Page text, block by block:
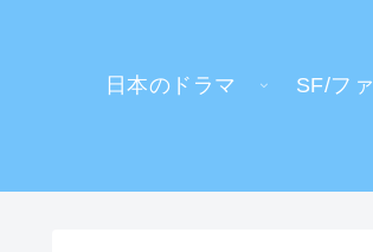
日本のドラマ SF/フ